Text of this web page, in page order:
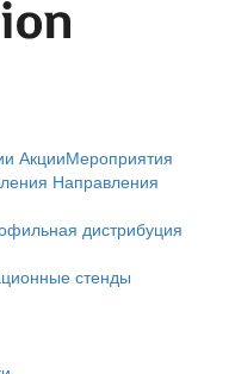
АкцииМероприятия
Направления
дистрибуция
стенды